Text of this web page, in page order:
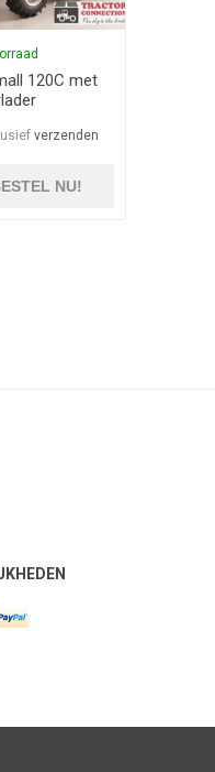
120C met
verzenden
NU!